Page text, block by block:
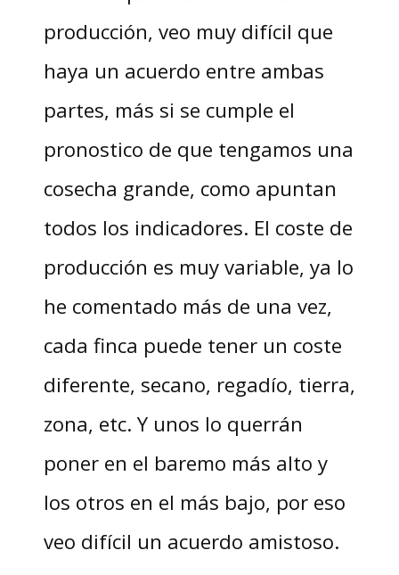
producción, veo muy difícil que
haya un acuerdo entre ambas
partes, más si se cumple el
pronostico de que tengamos una
cosecha grande, como apuntan
todos los indicadores. El coste de
producción es muy variable, ya lo
he comentado más de una vez,
cada finca puede tener un coste
diferente, secano, regadío, tierra,
zona, etc. Y unos lo querrán
poner en el baremo más alto y
los otros en el más bajo, por eso
veo difícil un acuerdo amistoso.